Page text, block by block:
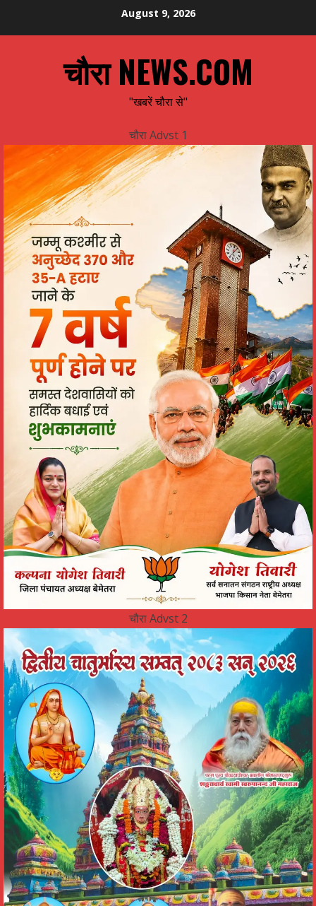
August 9, 2026
चौरा NEWS.COM
"खबरें चौरा से"
चौरा Advst 1
चौरा Advst 2